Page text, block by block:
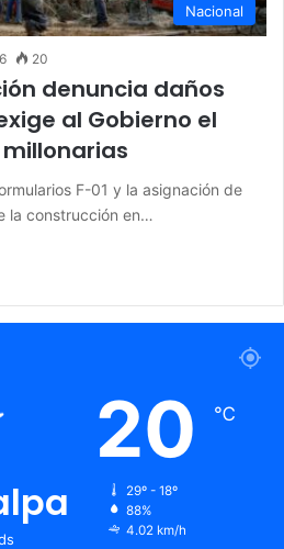
Nacional
20
denuncia daños
al Gobierno el
F-01 y la asignación de
la construcción en…
20 ℃
29º - 18º
88%
4.02 km/h